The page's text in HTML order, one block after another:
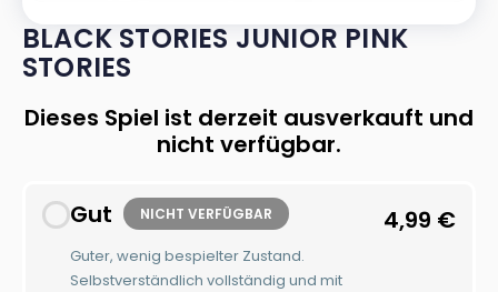
BLACK STORIES JUNIOR PINK
STORIES
Dieses Spiel ist derzeit ausverkauft und
nicht verfügbar.
Gut NICHT VERFÜGBAR
Guter, wenig bespielter Zustand.
Selbstverständlich vollständig und mit
4,99 €